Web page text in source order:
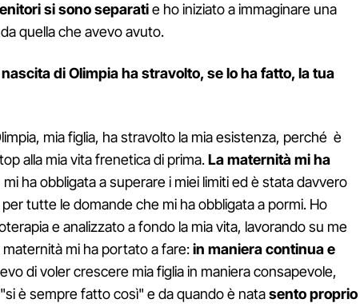
si sono separatie ho iniziato a immaginare una
quella che avevo avuto.
di Olimpia ha stravolto, se lo ha fatto, la tua
mia figlia, ha stravolto la mia esistenza, perché è
alla mia vita frenetica di prima.La maternità mi ha
mi ha obbligata a superare i miei limiti ed è stata davvero
tutte le domande che mi ha obbligata a pormi. Ho
e analizzato a fondo la mia vita, lavorando su me
mi ha portato a fare:in maniera continua e
di voler crescere mia figlia in maniera consapevole,
è sempre fatto così" e da quando è natasento proprio